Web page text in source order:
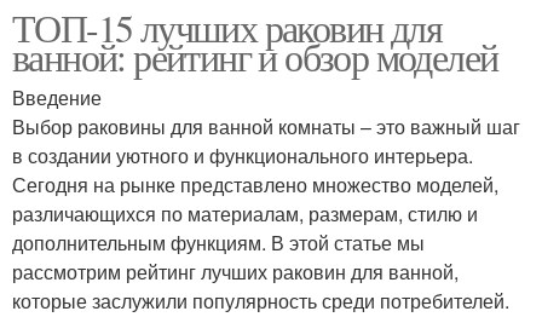
ТОП-15 лучших раковин для
ванной: рейтинг и обзор моделей
Введение
Выбор раковины для ванной комнаты – это важный шаг
в создании уютного и функционального интерьера.
Сегодня на рынке представлено множество моделей,
различающихся по материалам, размерам, стилю и
дополнительным функциям. В этой статье мы
рассмотрим рейтинг лучших раковин для ванной,
которые заслужили популярность среди потребителей.